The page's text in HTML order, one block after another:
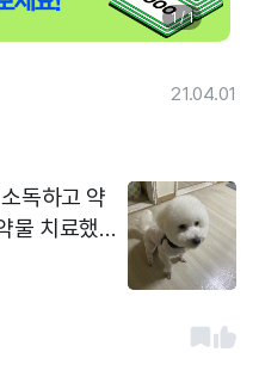
1 / 1
21.04.01
독하고 약
물 치료했는
원 약물 1달
하드라구요